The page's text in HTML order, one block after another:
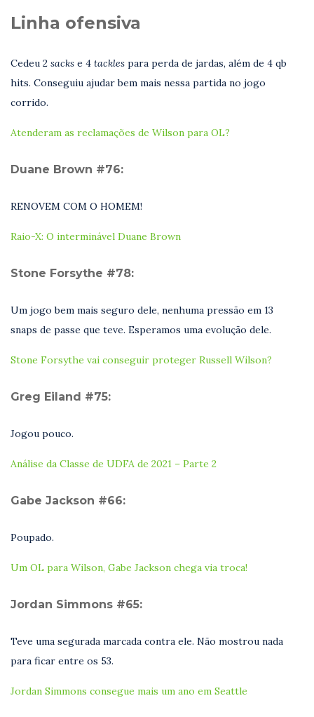
Linha ofensiva
Cedeu 2 sacks e 4 tackles para perda de jardas, além de 4 qb
hits. Conseguiu ajudar bem mais nessa partida no jogo
corrido.
Atenderam as reclamações de Wilson para OL?
Duane Brown #76:
RENOVEM COM O HOMEM!
Raio-X: O interminável Duane Brown
Stone Forsythe #78:
Um jogo bem mais seguro dele, nenhuma pressão em 13
snaps de passe que teve. Esperamos uma evolução dele.
Stone Forsythe vai conseguir proteger Russell Wilson?
Greg Eiland #75:
Jogou pouco.
Análise da Classe de UDFA de 2021 – Parte 2
Gabe Jackson #66:
Poupado.
Um OL para Wilson, Gabe Jackson chega via troca!
Jordan Simmons #65:
Teve uma segurada marcada contra ele. Não mostrou nada
para ficar entre os 53.
Jordan Simmons consegue mais um ano em Seattle